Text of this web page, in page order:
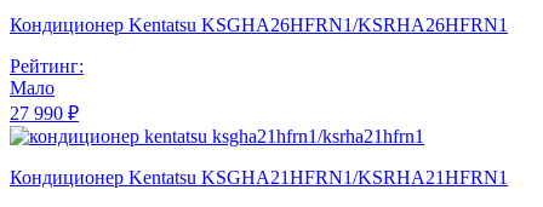
Кондиционер Kentatsu KSGHA26HFRN1/KSRHA26HFRN1
Рейтинг:
Мало
27 990 ₽
Кондиционер Kentatsu KSGHA21HFRN1/KSRHA21HFRN1